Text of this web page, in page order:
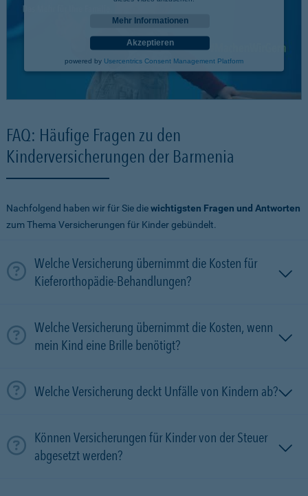
Mehr Informationen
Akzeptieren
powered by Usercentrics Consent Management Platform
FAQ: Häufige Fragen zu den
Kinderversicherungen der Barmenia
Nachfolgend haben wir für Sie diewichtigsten Fragen und Antworten
zum Thema Versicherungen für Kinder gebündelt.
Welche Versicherung übernimmt die Kosten für
Kieferorthopädie-Behandlungen?
Welche Versicherung übernimmt die Kosten, wenn
mein Kind eine Brille benötigt?
Welche Versicherung deckt Unfälle von Kindern ab?
Können Versicherungen für Kinder von der Steuer
abgesetzt werden?